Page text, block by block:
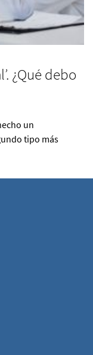
¿Qué debo
un
tipo más